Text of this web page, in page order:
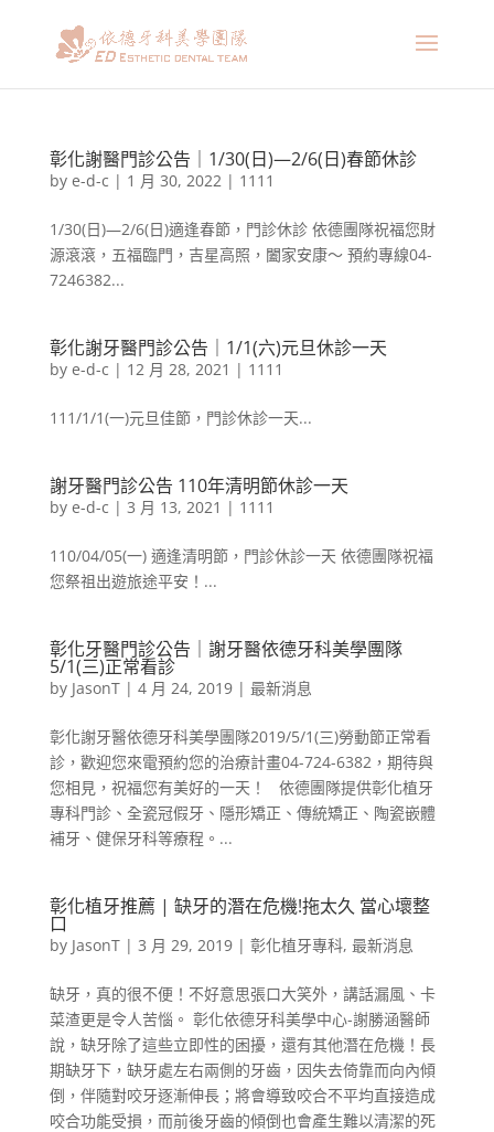
彰化謝醫門診公告｜1/30(日)—2/6(日)春節休診
by e-d-c | 1 月 30, 2022| 1111
1/30(日)—2/6(日)適逢春節，門診休診 依德團隊祝福您財
源滾滾，五福臨門，吉星高照，闔家安康～ 預約專線04-
7246382...
彰化謝牙醫門診公告｜1/1(六)元旦休診一天
by e-d-c | 12 月 28, 2021 | 1111
111/1/1(一)元旦佳節，門診休診一天...
謝牙醫門診公告 110年清明節休診一天
by e-d-c | 3 月 13, 2021 | 1111
110/04/05(一) 適逢清明節，門診休診一天 依德團隊祝福
您祭祖出遊旅途平安！...
彰化牙醫門診公告｜謝牙醫依德牙科美學團隊
5/1(三)正常看診
by JasonT| 4 月 24, 2019| 最新消息
彰化謝牙醫依德牙科美學團隊2019/5/1(三)勞動節正常看
診，歡迎您來電預約您的治療計畫04-724-6382，期待與
您相見，祝福您有美好的一天！ 依德團隊提供彰化植牙
專科門診、全瓷冠假牙、隱形矯正、傳統矯正、陶瓷嵌體
補牙、健保牙科等療程。...
彰化植牙推薦 | 缺牙的潛在危機!拖太久 當心壞整
口
by JasonT| 3 月 29, 2019| 彰化植牙專科, 最新消息
缺牙，真的很不便！不好意思張口大笑外，講話漏風、卡
菜渣更是令人苦惱。 彰化依德牙科美學中心-謝勝涵醫師
說，缺牙除了這些立即性的困擾，還有其他潛在危機！長
期缺牙下，缺牙處左右兩側的牙齒，因失去倚靠而向內傾
倒，伴隨對咬牙逐漸伸長；將會導致咬合不平均直接造成
咬合功能受損，而前後牙齒的傾倒也會產生難以清潔的死